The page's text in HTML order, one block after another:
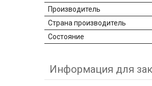
Производитель
Страна производитель
Состояние
Информация для